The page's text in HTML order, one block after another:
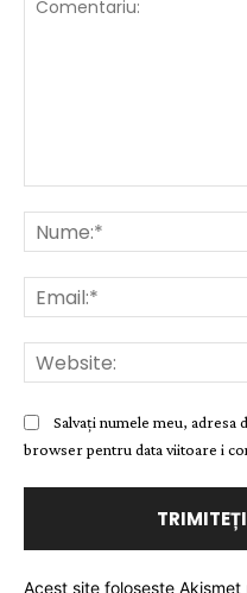
Salvați numele meu, adresa
browser pentru data viitoare i
Acest site folosește